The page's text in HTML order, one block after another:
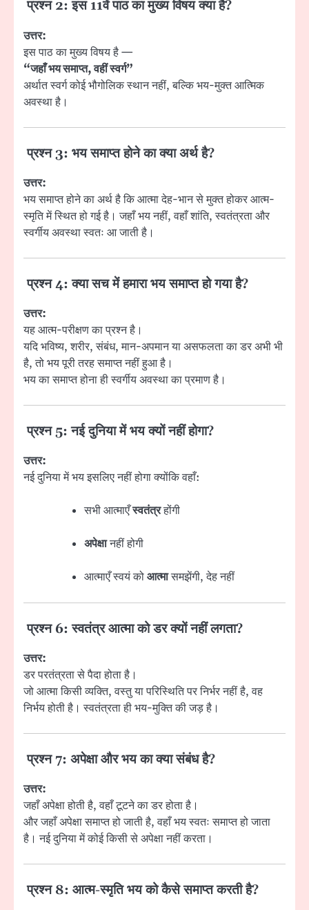
प्रश्न 2: इस 11वें पाठ का मुख्य विषय क्या है?
उत्तर:
इस पाठ का मुख्य विषय है —
“जहाँ भय समाप्त, वहीं स्वर्ग”
अर्थात स्वर्ग कोई भौगोलिक स्थान नहीं, बल्कि भय-मुक्त आत्मिक
अवस्था है।
प्रश्न 3: भय समाप्त होने का क्या अर्थ है?
उत्तर:
भय समाप्त होने का अर्थ है कि आत्मा देह-भान से मुक्त होकर आत्म-
स्मृति में स्थित हो गई है। जहाँ भय नहीं, वहाँ शांति, स्वतंत्रता और
स्वर्गीय अवस्था स्वतः आ जाती है।
प्रश्न 4: क्या सच में हमारा भय समाप्त हो गया है?
उत्तर:
यह आत्म-परीक्षण का प्रश्न है।
यदि भविष्य, शरीर, संबंध, मान-अपमान या असफलता का डर अभी भी
है, तो भय पूरी तरह समाप्त नहीं हुआ है।
भय का समाप्त होना ही स्वर्गीय अवस्था का प्रमाण है।
प्रश्न 5: नई दुनिया में भय क्यों नहीं होगा?
उत्तर:
नई दुनिया में भय इसलिए नहीं होगा क्योंकि वहाँ:
सभी आत्माएँस्वतंत्रहोंगी
अपेक्षानहीं होगी
आत्माएँ स्वयं कोआत्मासमझेंगी, देह नहीं
प्रश्न 6: स्वतंत्र आत्मा को डर क्यों नहीं लगता?
उत्तर:
डर परतंत्रता से पैदा होता है।
जो आत्मा किसी व्यक्ति, वस्तु या परिस्थिति पर निर्भर नहीं है, वह
निर्भय होती है। स्वतंत्रता ही भय-मुक्ति की जड़ है।
प्रश्न 7: अपेक्षा और भय का क्या संबंध है?
उत्तर:
जहाँ अपेक्षा होती है, वहाँ टूटने का डर होता है।
और जहाँ अपेक्षा समाप्त हो जाती है, वहाँ भय स्वतः समाप्त हो जाता
है। नई दुनिया में कोई किसी से अपेक्षा नहीं करता।
प्रश्न 8: आत्म-स्मृति भय को कैसे समाप्त करती है?